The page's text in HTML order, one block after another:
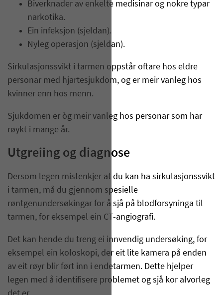
Biverknader av enkelte medisinar og nokre typar
narkotika.
Ein infeksjon (sjeldan).
Nyleg operasjon (sjeldan).
Sirkulasjonssvikt i tarmen oppstår oftare hos eldre
personar med hjartesjukdom, og er meir vanleg hos
kvinner enn hos menn.
Sjukdomen er òg meir vanleg hos personar som har
røykt i mange år.
Utgreiing og diagnose
Dersom legen mistenkjer at du kan ha sirkulasjonssvikt
i tarmen, må du gjennom spesielle
røntgenundersøkingar for å sjå på blodforsyninga til
tarmen, for eksempel ein CT-angiografi.
Det kan hende du treng ei innvendig undersøking, for
eksempel ein koloskopi, der eit lite kamera på enden
av eit røyr blir ført inn i endetarmen. Dette hjelper
legen med å identifisere problemet og sjå kor alvorleg